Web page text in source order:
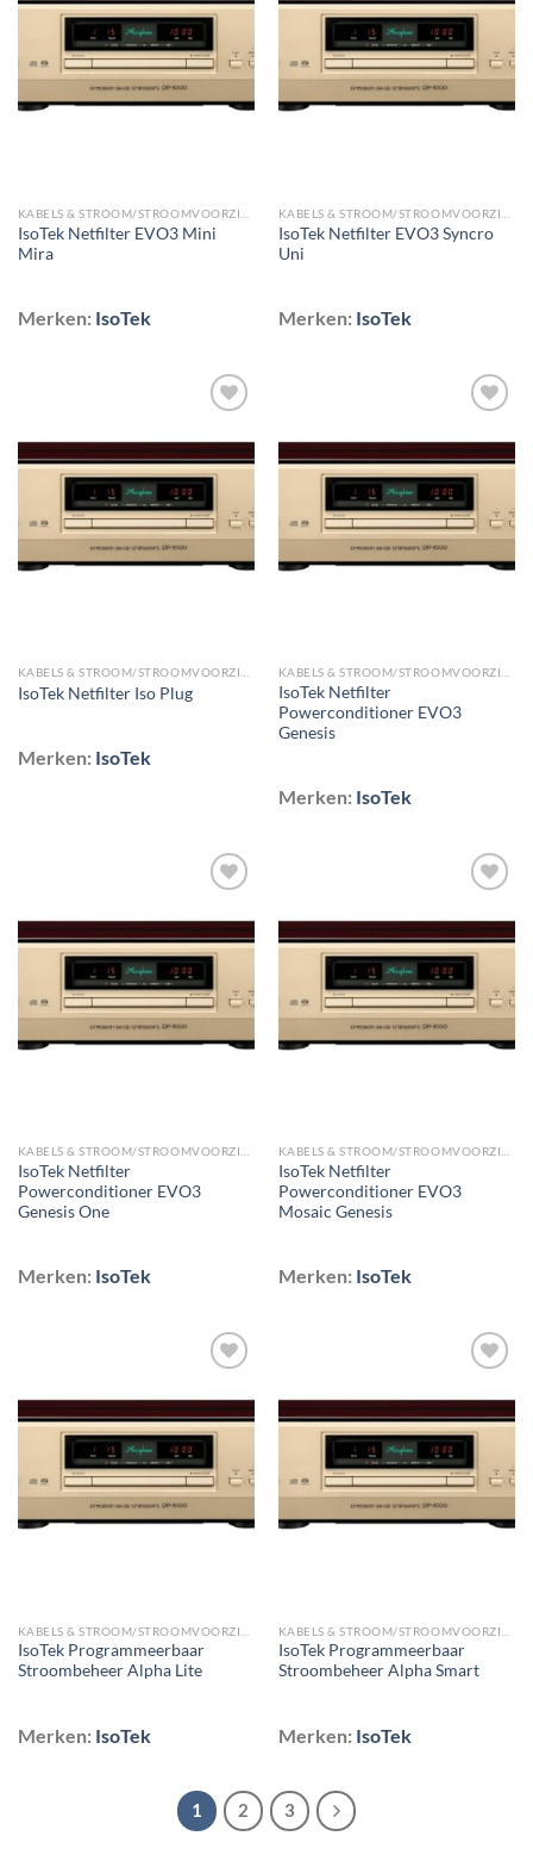
Toevoegen
aan
wenslijst
IsoTek Netfilter EVO3 Mini
Mira
Merken: IsoTek
Toevoegen
aan
wenslijst
IsoTek Netfilter EVO3 Syncro
Uni
Merken: IsoTek
Toevoegen
aan
wenslijst
IsoTek Netfilter Iso Plug
Merken: IsoTek
Toevoegen
aan
wenslijst
IsoTek Netfilter
Powerconditioner EVO3
Genesis
Merken: IsoTek
Toevoegen
aan
wenslijst
IsoTek Netfilter
Powerconditioner EVO3
Genesis One
Merken: IsoTek
Toevoegen
aan
wenslijst
IsoTek Netfilter
Powerconditioner EVO3
Mosaic Genesis
Merken: IsoTek
Toevoegen
aan
wenslijst
IsoTek Programmeerbaar
Stroombeheer Alpha Lite
Merken: IsoTek
Toevoegen
aan
wenslijst
IsoTek Programmeerbaar
Stroombeheer Alpha Smart
Merken: IsoTek
1 2 3